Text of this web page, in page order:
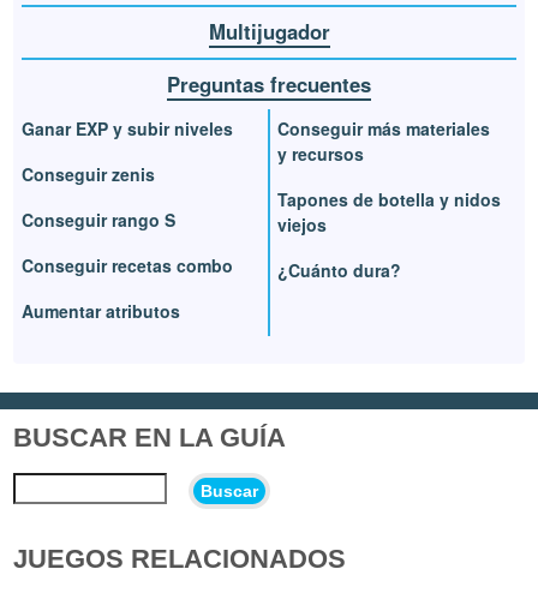
Multijugador
Preguntas frecuentes
Ganar EXP y subir niveles
Conseguir zenis
Conseguir rango S
Conseguir recetas combo
Aumentar atributos
Conseguir más materiales
y recursos
Tapones de botella y nidos
viejos
¿Cuánto dura?
BUSCAR EN LA GUÍA
Buscar
JUEGOS RELACIONADOS